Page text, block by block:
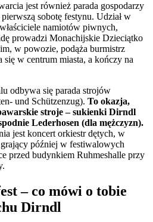
jest również parada gospodarzy
sobotę festynu. Udział w
namiotów piwnych,
prowadzi Monachijskie Dzieciątko
w powozie, podąża burmistrz
w centrum miasta, a kończy na
odbywa się parada strojów
und Schützenzug). To okazja,
stroje – sukienki Dirndl
Lederhosen (dla mężczyzn).
jest koncert orkiestr dętych, w
później w festiwalowych
przed budynkiem Ruhmeshalle przy
– co mówi o tobie
Dirndl